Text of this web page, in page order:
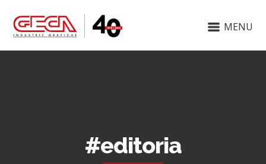
MENU
#editoria